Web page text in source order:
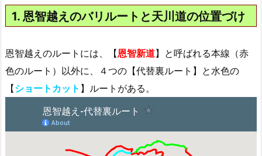
1. 恩智越えのバリルートと天川道の位置づけ
恩智越えのルートには、【恩智新道】と呼ばれる本線（赤
色のルート）以外に、４つの【代替裏ルート】と水色の
【ショートカット 】ルートがある。